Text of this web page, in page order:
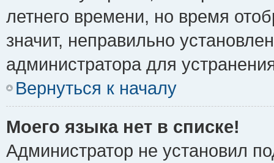
летнего времени, но время
значит, неправильно
администратора для
Вернуться к началу
Моего языка нет в списке!
Администратор не установил